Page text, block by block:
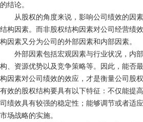
的结论。
从股权的角度来说，影响公司绩效的因素
结构因素。而非股权结构因素对公司经营绩
构因素又分为公司的外部因素和内部因素。
外部因素包括宏观因素与行业状况，内部
构、资源优势以及竞争策略等。因此，能否
构因素对公司绩效的效应，才是衡量公司股
有效的股权结构要具有以下特征：不仅能提
司绩效具有较强的稳定性；能够调节或者适
市场战略的实施。